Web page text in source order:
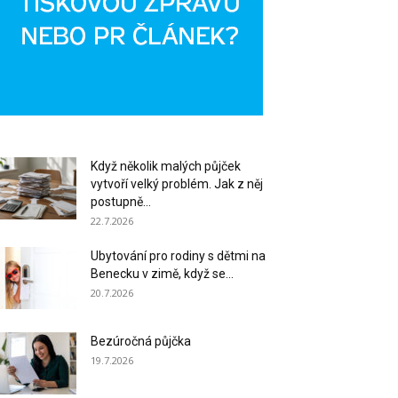
Když několik malých půjček
vytvoří velký problém. Jak z něj
postupně...
22.7.2026
Ubytování pro rodiny s dětmi na
Benecku v zimě, když se...
20.7.2026
Bezúročná půjčka
19.7.2026